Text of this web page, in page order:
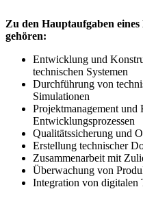
Zu den Hauptaufgaben
gehören:
Entwicklung und
technischen Systemen
Durchführung von
Simulationen
Projektmanagement
Entwicklungsprozessen
Qualitätssicherung und
Erstellung technischer
Zusammenarbeit mit
Überwachung von
Integration von digitalen